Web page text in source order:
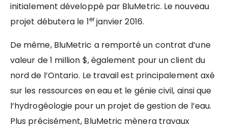
initialement développé par BluMetric. Le nouveau
projet débutera le 1erjanvier 2016.
De même, BluMetric a remporté un contrat d’une
valeur de 1 million $, également pour un client du
nord de l’Ontario. Le travail est principalement axé
sur les ressources en eau et le génie civil, ainsi que
l’hydrogéologie pour un projet de gestion de l’eau.
Plus précisément, BluMetric mènera travaux